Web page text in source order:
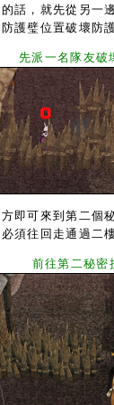
話，就先從另一
護璧位置破壞防
先派一名隊友破
即可來到第二個
須往回走通過二
前往第二秘密